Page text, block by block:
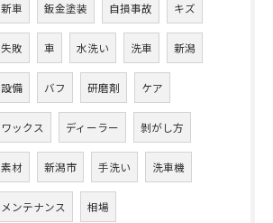
新車 鈑金塗装 自損事故 キズ
失敗 車 水洗い 洗車 新潟
設備 バフ 研磨剤 ケア
ワックス ディーラー 剝がし方
素材 新潟市 手洗い 洗車機
メンテナンス 相場